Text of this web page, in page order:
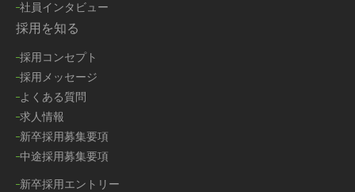
社員インタビュー
採用を知る
採用コンセプト
採用メッセージ
よくある質問
求人情報
新卒採用募集要項
中途採用募集要項
新卒採用エントリー